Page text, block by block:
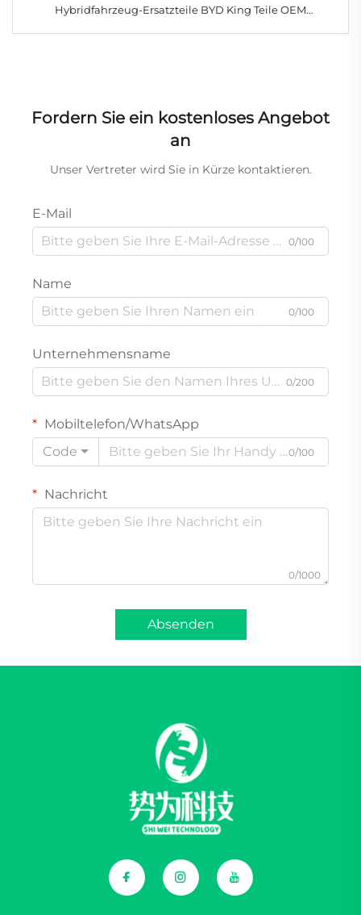
Hybridfahrzeug-Ersatzteile BYD King Teile OEM
Aftermarket Lieferant
Fordern Sie ein kostenloses Angebot
an
Unser Vertreter wird Sie in Kürze kontaktieren.
E-Mail
0/100
Name
0/100
Unternehmensname
0/200
Mobiltelefon/WhatsApp
Code
0/100
Nachricht
0/1000
Absenden